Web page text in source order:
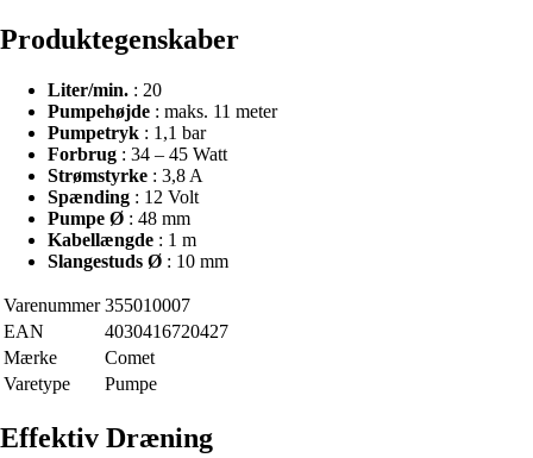
Produktegenskaber
Liter/min. : 20
Pumpehøjde : maks. 11 meter
Pumpetryk : 1,1 bar
Forbrug : 34 – 45 Watt
Strømstyrke : 3,8 A
Spænding : 12 Volt
Pumpe Ø : 48 mm
Kabellængde : 1 m
Slangestuds Ø : 10 mm
Varenummer 355010007
EAN
4030416720427
Mærke
Comet
Varetype
Pumpe
Effektiv Dræning